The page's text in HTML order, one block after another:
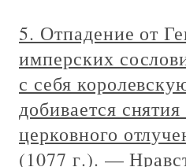
5. Отпадение от
имперских
с себя
добивается снятия
церковного
(1077 г.). —